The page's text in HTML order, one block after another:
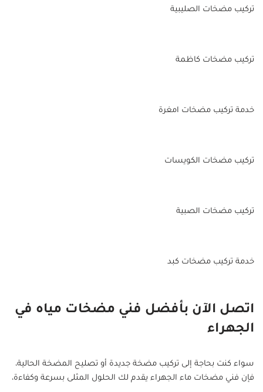
تركيب مضخات الصليبية
تركيب مضخات كاظمة
خدمة تركيب مضخات امغرة
تركيب مضخات الكويسات
تركيب مضخات الصبية
خدمة تركيب مضخات كبد
اتصل الآن بأفضل فني مضخات مياه في
الجهراء
سواء كنت بحاجة إلى تركيب مضخة جديدة أو تصليح المضخة الحالية،
فإن فني مضخات ماء الجهراء يقدم لك الحلول المثلى بسرعة وكفاءة،